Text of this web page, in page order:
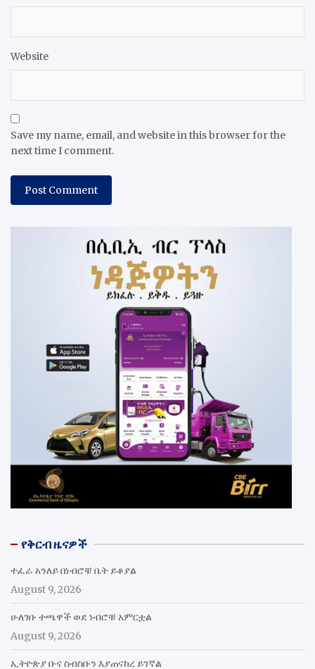
Website
Save my name, email, and website in this browser for the
next time I comment.
የቅርብ ዜናዎች
ተፈራ አንለይ በነብሮቹ ቤት ይቆያል
August 9, 2026
ሁለገቡ ተጫዋች ወደ ነብሮቹ አምርቷል
August 9, 2026
ኢትዮጵያ ቡና ስብስቡን እያጠናከረ ይገኛል